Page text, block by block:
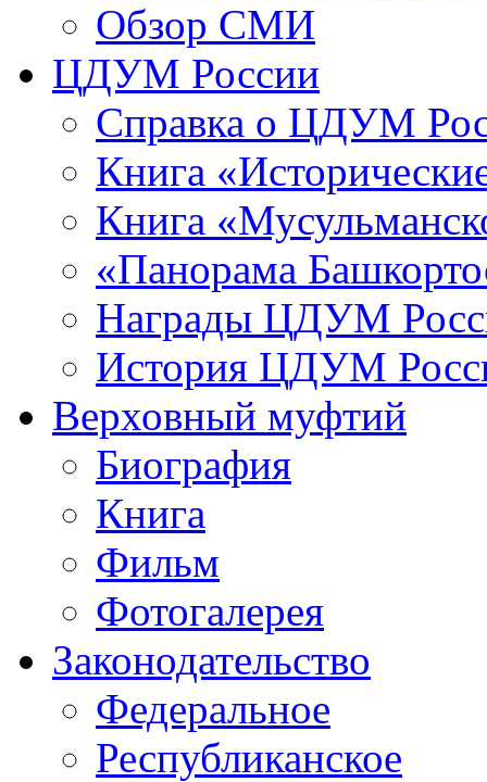
Обзор СМИ
ЦДУМ России
Справка о ЦДУМ
Книга
Книга
«Панорама
Награды ЦДУМ
История ЦДУМ
Верховный муфтий
Биография
Книга
Фильм
Фотогалерея
Законодательство
Федеральное
Республиканское